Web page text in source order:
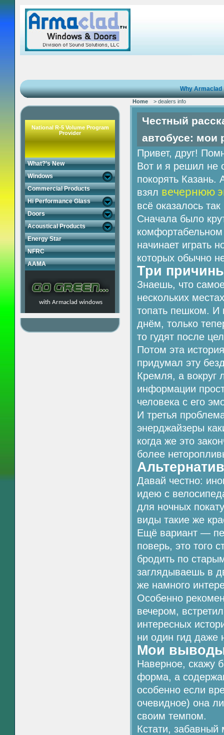
Why Armaclad
Home > dealers info
Честный
автобусе: мои
Привет, друг!
Вот и я решил не
покорять
взял вечернюю
всё оказалось
Сначала было
начинает играть
которых обычно
Три
Знаешь, что
нескольких
топать пешком. И
днём, только
то гудят после
Потом эта
придумал эту
Кремля, а вокруг
информации
человека с его
И третья
энерджайзеры
когда же это
более
Давай честно:
идею с
для ночных
виды такие же
Ещё вариант —
поверь, это того
бродить по
заглядываешь в
же намного
Особенно
вечером,
интересных
ни один гид даже
Мои
Наверное, скажу
форма, а
особенно если
очевидное) она
своим темпом.
Кстати, забавный
National R-5 Volume Program
Provider
What?’s New
Windows
Commercial Products
Hi Performance Glass
Doors
Acoustical Products
Energy Star
NFRC
AAMA
with Armaclad windows